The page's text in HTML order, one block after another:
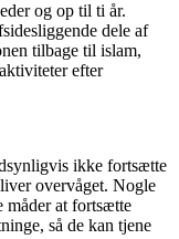
og op til ti år.
dele af
tilbage til islam,
efter
ikke fortsætte
overvåget. Nogle
måder at fortsætte
så de kan tjene